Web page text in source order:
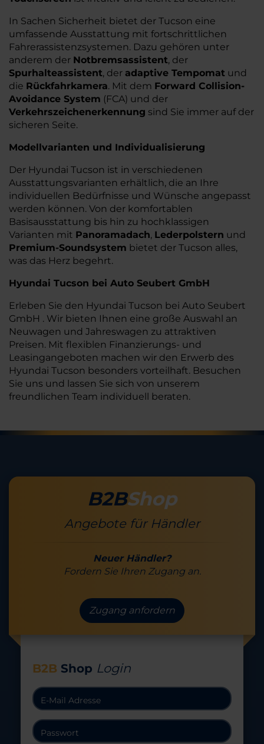
In Sachen Sicherheit bietet der Tucson eine
umfassende Ausstattung mit fortschrittlichen
Fahrerassistenzsystemen. Dazu gehören unter
anderem der Notbremsassistent, der
Spurhalteassistent, der adaptive Tempomat und
die Rückfahrkamera. Mit dem Forward Collision-
Avoidance System (FCA) und der
Verkehrszeichenerkennung sind Sie immer auf der
sicheren Seite.
Modellvarianten und Individualisierung
Der Hyundai Tucson ist in verschiedenen
Ausstattungsvarianten erhältlich, die an Ihre
individuellen Bedürfnisse und Wünsche angepasst
werden können. Von der komfortablen
Basisausstattung bis hin zu hochklassigen
Varianten mit Panoramadach, Lederpolstern und
Premium-Soundsystem bietet der Tucson alles,
was das Herz begehrt.
Hyundai Tucson bei Auto Seubert GmbH
Erleben Sie den Hyundai Tucson bei Auto Seubert
GmbH . Wir bieten Ihnen eine große Auswahl an
Neuwagen und Jahreswagen zu attraktiven
Preisen. Mit flexiblen Finanzierungs- und
Leasingangeboten machen wir den Erwerb des
Hyundai Tucson besonders vorteilhaft. Besuchen
Sie uns und lassen Sie sich von unserem
freundlichen Team individuell beraten.
B2BShop
Angebote für Händler
Neuer Händler?
Fordern Sie Ihren Zugang an.
Zugang anfordern
B2B Shop Login